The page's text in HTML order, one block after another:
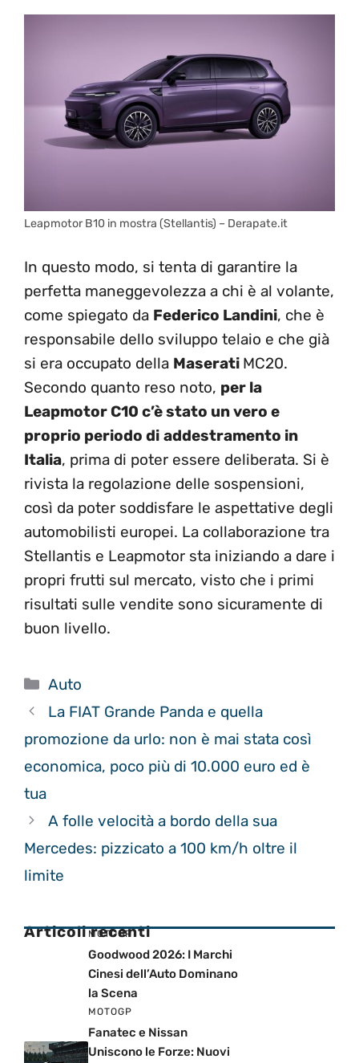
Leapmotor B10 in mostra (Stellantis) – Derapate.it
In questo modo, si tenta di garantire la
perfetta maneggevolezza a chi è al volante,
come spiegato da Federico Landini, che è
responsabile dello sviluppo telaio e che già
si era occupato della Maserati MC20.
Secondo quanto reso noto, per la
Leapmotor C10 c’è stato un vero e
proprio periodo di addestramento in
Italia, prima di poter essere deliberata. Si è
rivista la regolazione delle sospensioni,
così da poter soddisfare le aspettative degli
automobilisti europei. La collaborazione tra
Stellantis e Leapmotor sta iniziando a dare i
propri frutti sul mercato, visto che i primi
risultati sulle vendite sono sicuramente di
buon livello.
Categorie
Auto
La FIAT Grande Panda e quella
promozione da urlo: non è mai stata così
economica, poco più di 10.000 euro ed è
tua
A folle velocità a bordo della sua
Mercedes: pizzicato a 100 km/h oltre il
limite
Articoli recenti
MOTOGP
Goodwood 2026: I Marchi
Cinesi dell’Auto Dominano
la Scena
MOTOGP
Fanatec e Nissan
Uniscono le Forze: Nuovi